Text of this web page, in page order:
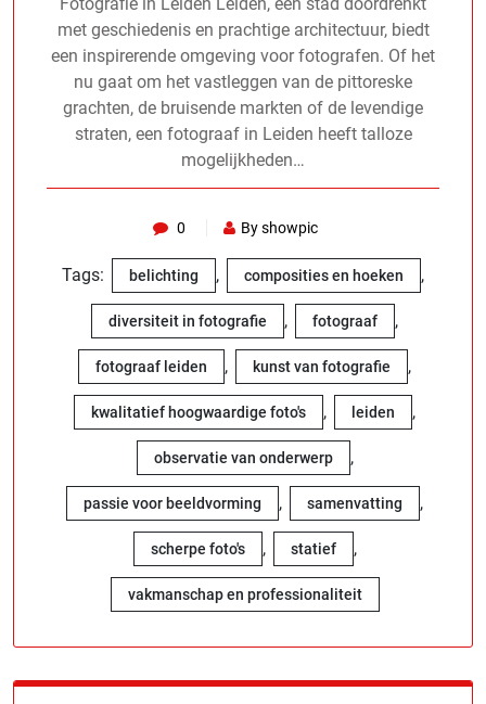
met geschiedenis en prachtige architectuur, biedt
een inspirerende omgeving voor fotografen. Of het
nu gaat om het vastleggen van de pittoreske
grachten, de bruisende markten of de levendige
straten, een fotograaf in Leiden heeft talloze
mogelijkheden…
0 By showpic
Tags: belichting , composities en hoeken ,
diversiteit in fotografie , fotograaf ,
fotograaf leiden , kunst van fotografie ,
kwalitatief hoogwaardige foto's , leiden ,
observatie van onderwerp ,
passie voor beeldvorming , samenvatting ,
scherpe foto's , statief ,
vakmanschap en professionaliteit